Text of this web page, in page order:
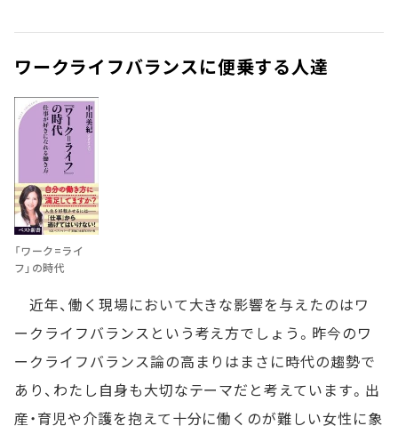
ワークライフバランスに便乗する人達
「ワーク=ライ
フ」の時代
近年、働く現場において大きな影響を与えたのはワ
ークライフバランスという考え方でしょう。昨今のワ
ークライフバランス論の高まりはまさに時代の趨勢で
あり、わたし自身も大切なテーマだと考えています。出
産・育児や介護を抱えて十分に働くのが難しい女性に象